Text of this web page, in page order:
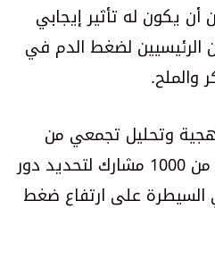
يكون له تأثير إيجابي
الرئيسيين لضغط الدم في
والملح.
وتحليل تجمعي من
خلال 14 دراسة على أكثر من 1000 مشارك لتحديد دور
على ارتفاع ضغط